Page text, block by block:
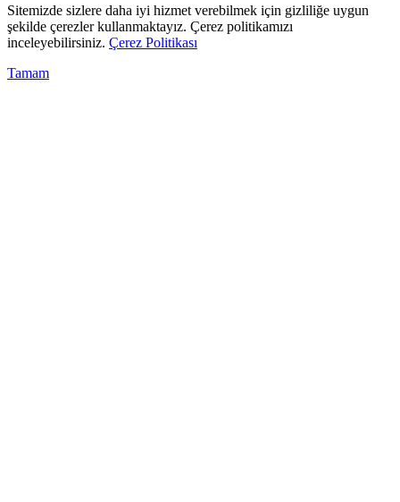
Sitemizde sizlere daha iyi hizmet verebilmek için gizliliğe uygun
şekilde çerezler kullanmaktayız. Çerez politikamızı
inceleyebilirsiniz. Çerez Politikası
Tamam